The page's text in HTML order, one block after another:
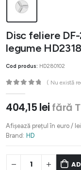
Disc feliere
legume
Cod produs: HD280102
( Nu există
404,15 lei fără
Afișează prețul în euro /
Brand: HD